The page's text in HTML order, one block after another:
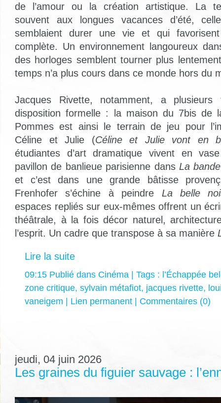
de l’amour ou la création artistique. La
souvent aux longues vacances d’été,
semblaient durer une vie et qui favorisent
complète. Un environnement langoureux
des horloges semblent tourner plus
temps n’a plus cours dans ce monde hors du
Jacques Rivette, notamment, a plusieurs
disposition formelle : la maison du 7bis de
Pommes est ainsi le terrain de jeu pour
Céline et Julie (Céline et Julie vont en
étudiantes d’art dramatique vivent en
pavillon de banlieue parisienne dans La
et c’est dans une grande bâtisse
Frenhofer s’échine à peindre La belle
espaces repliés sur eux-mêmes offrent un
théâtrale, à la fois décor naturel,
l’esprit. Un cadre que transpose à sa manière
Lire la suite
09:15 Publié dans Cinéma | Tags : l’Échappée
zone critique, sylvain métafiot, jacques rivette,
vaneigem | Lien permanent | Commentaires (0)
jeudi, 04 juin 2026
Les graines du figuier sauvage :